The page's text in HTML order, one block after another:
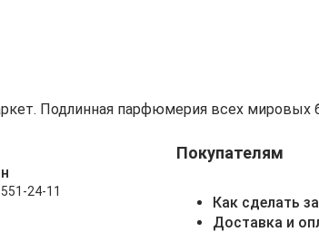
Подлинная парфюмерия всех мировых
Покупателям
Как сделать
Доставка и
24-11